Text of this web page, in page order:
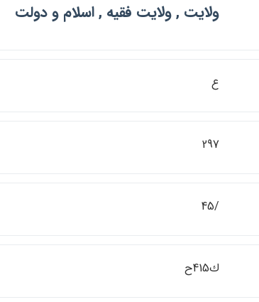
ولايت , ولايت فقيه , اسلام و دولت
ع
297
/45
ك415ح